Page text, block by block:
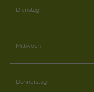
Dienstag
Mittwoch
Donnerstag